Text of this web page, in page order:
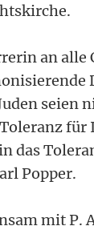
an
seien
das
Popper.
mit P.